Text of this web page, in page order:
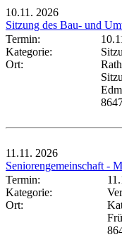
10.11. 2026
Sitzung des Bau- und
Termin:
Kategorie:
Ort:
11.11. 2026
Seniorengemeinschaft -
Termin:
Kategorie:
Ort: